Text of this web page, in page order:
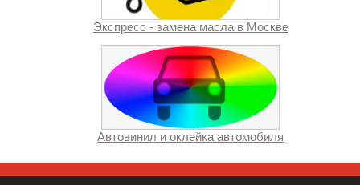
Экспресс - замена масла в Москве
Автовинил и оклейка автомобиля